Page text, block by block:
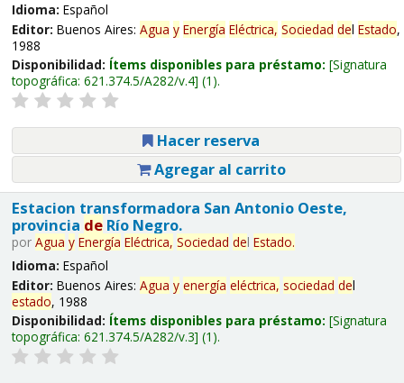
Idioma: Español
Editor: Buenos Aires: Agua y Energía Eléctrica, Sociedad del Estado,
1988
Disponibilidad: Ítems disponibles para préstamo: Signatura
topográfica: 621.374.5/A282/v.4 (1).
Hacer reserva
Agregar al carrito
Estacion transformadora San Antonio Oeste,
provincia deRío Negro.
por Agua y Energía Eléctrica, Sociedad del Estado.
Idioma: Español
Editor: Buenos Aires: Agua y energía eléctrica, sociedad del
estado, 1988
Disponibilidad: Ítems disponibles para préstamo: Signatura
topográfica: 621.374.5/A282/v.3 (1).